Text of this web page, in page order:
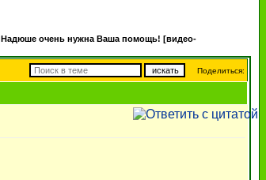
Надюше очень нужна Ваша помощь! [видео-
Поделиться: